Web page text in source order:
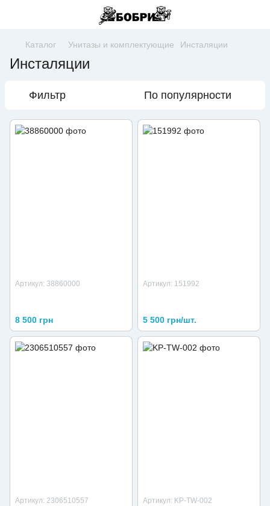
Каталог Унитазы и комплектующие Инсталяции
Инсталяции
Фильтр По популярности
Артикул: 38860000
8 500 грн
Артикул: 151992
5 500 грн/шт.
Артикул: 2306510557 Артикул: KP-TW-002